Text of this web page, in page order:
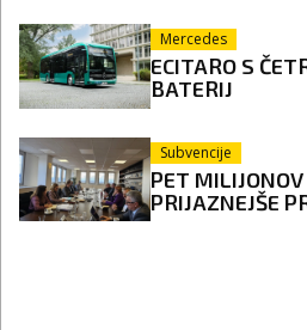
Mercedes
ECITARO S
BATERIJ
Subvencije
PET
PRIJAZNEJŠE